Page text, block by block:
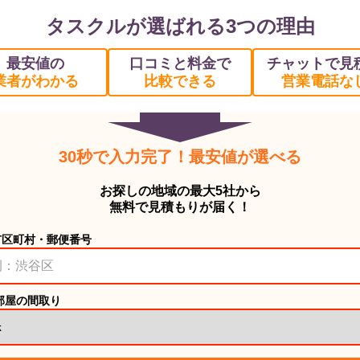
タスクルが選ばれる3つの理由
最安値の
者がわかる
口コミと料金で
比較できる
チャットで見
営業電話な
30秒で入力完了！最安値が選べる
お探しの地域の最大5社から
無料で見積もりが届く！
町村・郵便番号
の間取り